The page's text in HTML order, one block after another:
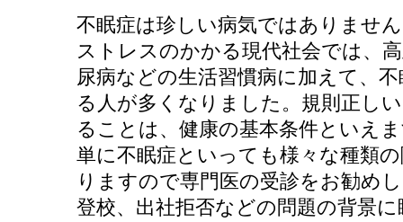
不眠症は珍しい病気ではありませ
ストレスのかかる現代社会では、
尿病などの生活習慣病に加えて、
る人が多くなりました。規則正し
ることは、健康の基本条件といえ
単に不眠症といっても様々な種類
りますので専門医の受診をお勧め
登校、出社拒否などの問題の背景に